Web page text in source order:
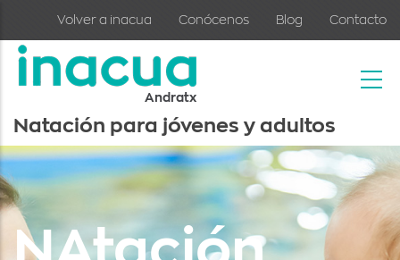
Skip to main content
Volver a inacua Conócenos Blog Contacto
Andratx
Natación para jóvenes y adultos